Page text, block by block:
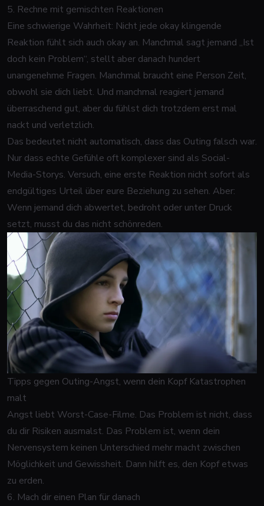
5. Rechne mit gemischten Reaktionen
Eine schwierige Wahrheit: Nicht jede okay klingende
Reaktion fühlt sich auch okay an. Manchmal sagt jemand „Ist
doch kein Problem“, stellt aber danach hundert
unangenehme Fragen. Manchmal braucht eine Person Zeit,
obwohl sie dich liebt. Und manchmal reagiert jemand
überraschend gut, aber du fühlst dich trotzdem erst mal
nackt und verletzlich.
Das bedeutet nicht automatisch, dass das Outing falsch war.
Nur dass echte Gefühle oft komplexer sind als Social-
Media-Storys. Versuch, eine erste Reaktion nicht sofort als
endgültiges Urteil über eure Beziehung zu sehen. Aber:
Wenn jemand dich abwertet, bedroht oder unter Druck
setzt, musst du das nicht schönreden.
Tipps gegen Outing-Angst, wenn dein Kopf Katastrophen
malt
Angst liebt Worst-Case-Filme. Das Problem ist nicht, dass
du dir Risiken ausmalst. Das Problem ist, wenn dein
Nervensystem keinen Unterschied mehr macht zwischen
Möglichkeit und Gewissheit. Dann hilft es, den Kopf etwas
zu erden.
6. Mach dir einen Plan für danach